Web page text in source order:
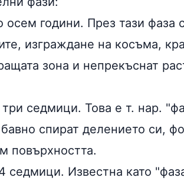
осем години. През тази фаза
изграждане на косъма,
зона и непрекъснат
седмици. Това е т. нар.
спират делението си,
повърхността.
седмици. Известна като